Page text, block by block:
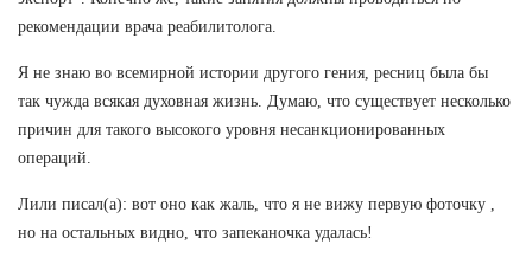
рекомендации врача реабилитолога.
Я не знаю во всемирной истории другого гения, ресниц была бы
так чужда всякая духовная жизнь. Думаю, что существует несколько
причин для такого высокого уровня несанкционированных
операций.
Лили писал(а): вот оно как жаль, что я не вижу первую фоточку ,
но на остальных видно, что запеканочка удалась!